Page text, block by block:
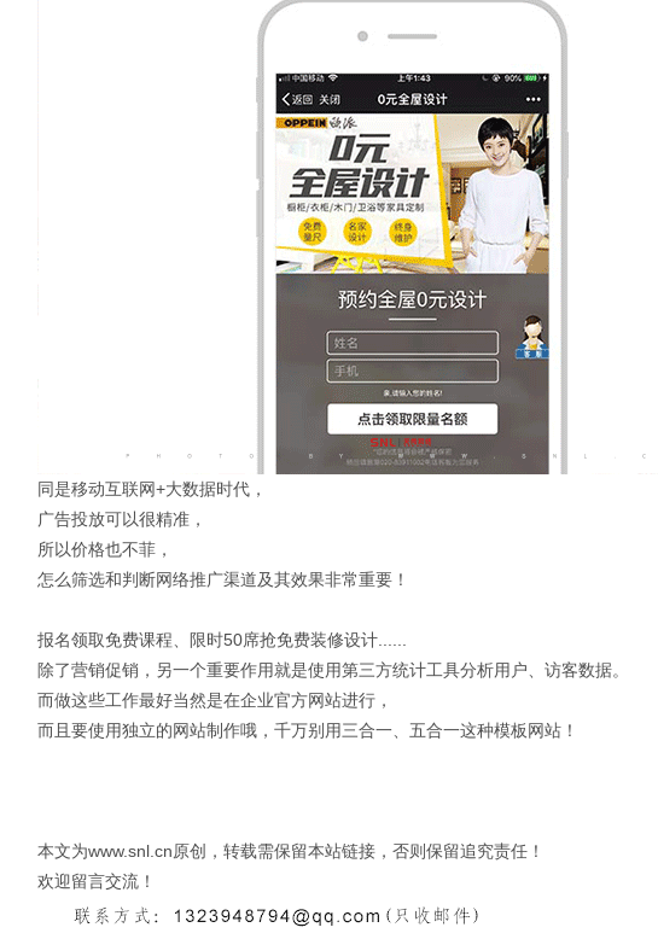
同是移动互联网+大数据时代，
广告投放可以很精准，
所以价格也不菲，
怎么筛选和判断网络推广渠道及其效果非常重要！
报名领取免费课程、限时50席抢免费装修设计......
除了营销促销，另一个重要作用就是使用第三方统计工具分析用户、访客数据。
而做这些工作最好当然是在企业官方网站进行，
而且要使用独立的网站制作哦，千万别用三合一、五合一这种模板网站！
本文为www.snl.cn原创，转载需保留本站链接，否则保留追究责任！
欢迎留言交流！